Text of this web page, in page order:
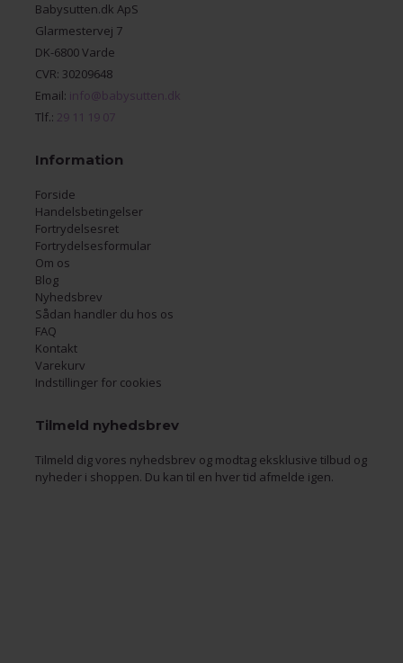
Babysutten.dk ApS
Glarmestervej 7
DK-6800 Varde
CVR: 30209648
Email: info@babysutten.dk
Tlf.: 29 11 19 07
Information
Forside
Handelsbetingelser
Fortrydelsesret
Fortrydelsesformular
Om os
Blog
Nyhedsbrev
Sådan handler du hos os
FAQ
Kontakt
Varekurv
Indstillinger for cookies
Tilmeld nyhedsbrev
Tilmeld dig vores nyhedsbrev og modtag eksklusive tilbud og
nyheder i shoppen. Du kan til en hver tid afmelde igen.